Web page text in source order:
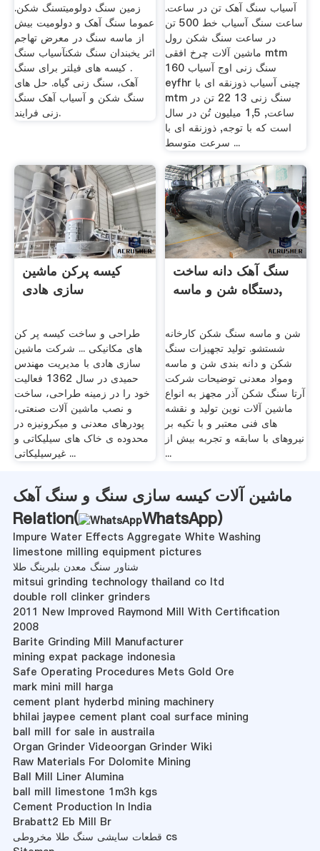
زمین سنگ دولومیتسنگ شکن.
عموما سنگ آهک و دولومیت بیش
از ماسه سنگ در معرض تهاجم
اثر یخبندان سنگ شکنآسیاب سنگ
. کیسه های فیلتر برای سنگ
آهک، سنگ زنی گیاه. حل های
سنگ شکن و آسیاب آهک سنگ
زنی فرایند.
آسیاب سنگ آهک تن در ساعت.
ساعت سنگ آسیاب خط 500 تن
در ساعت سنگ شکن رول
ماشین آلات چرخ افقی mtm
160 سنگ زنی اوج آسیاب
eyfhr چینی آسیاب ذوزنقه ای با
mtm سنگ زنی 13 22 تن در
ساعت, 1,5 میلیون تُن در سال
است که با توجه, ذوزنقه ای با
سرعت متوسط ...
کیسه پرکن ماشین
سازی هادی
طراحی و ساخت کیسه پر کن
های مکانیکی ... شرکت ماشین
سازی هادی با مدیریت مهندس
حمیدی در سال 1362 فعالیت
خود را در زمینه طراحی، ساخت
و نصب ماشین آلات صنعتی،
پودرهای معدنی و میکرونیزه در
محدوده ی خاک های سیلیکاتی و
غیرسیلیکاتی ...
سنگ آهک دانه ساخت
دستگاه شن و ماسه,
شن و ماسه سنگ شکن کارخانه
شستشو. تولید تجهیزات سنگ
شکن و دانه بندی شن و ماسه
ومواد معدنی توضیحات شرکت
آرتا سنگ شکن آذر مجهز به انواع
ماشین آلات نوین تولید و نقشه
های فنی معتبر و با تکیه بر
نیروهای با سابقه و تجربه بیش از
...
ماشین آلات کیسه سازی سنگ و سنگ آهک
Relation(
WhatsApp)
Impure Water Effects Aggregate White Washing
limestone milling equipment pictures
شناور سنگ معدن بلبرینگ طلا
mitsui grinding technology thailand co ltd
double roll clinker grinders
2011 New Improved Raymond Mill With Certification
2008
Barite Grinding Mill Manufacturer
mining expat package indonesia
Safe Operating Procedures Mets Gold Ore
mark mini mill harga
cement plant hyderbd mining machinery
bhilai jaypee cement plant coal surface mining
ball mill for sale in austraila
Organ Grinder Videoorgan Grinder Wiki
Raw Materials For Dolomite Mining
Ball Mill Liner Alumina
ball mill limestone 1m3h kgs
Cement Production In India
Brabatt2 Eb Mill Br
قطعات سایشی سنگ طلا مخروطی cs